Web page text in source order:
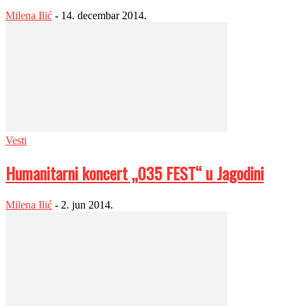
Milena Ilić - 14. decembar 2014.
Vesti
Humanitarni koncert „035 FEST“ u Jagodini
Milena Ilić - 2. jun 2014.